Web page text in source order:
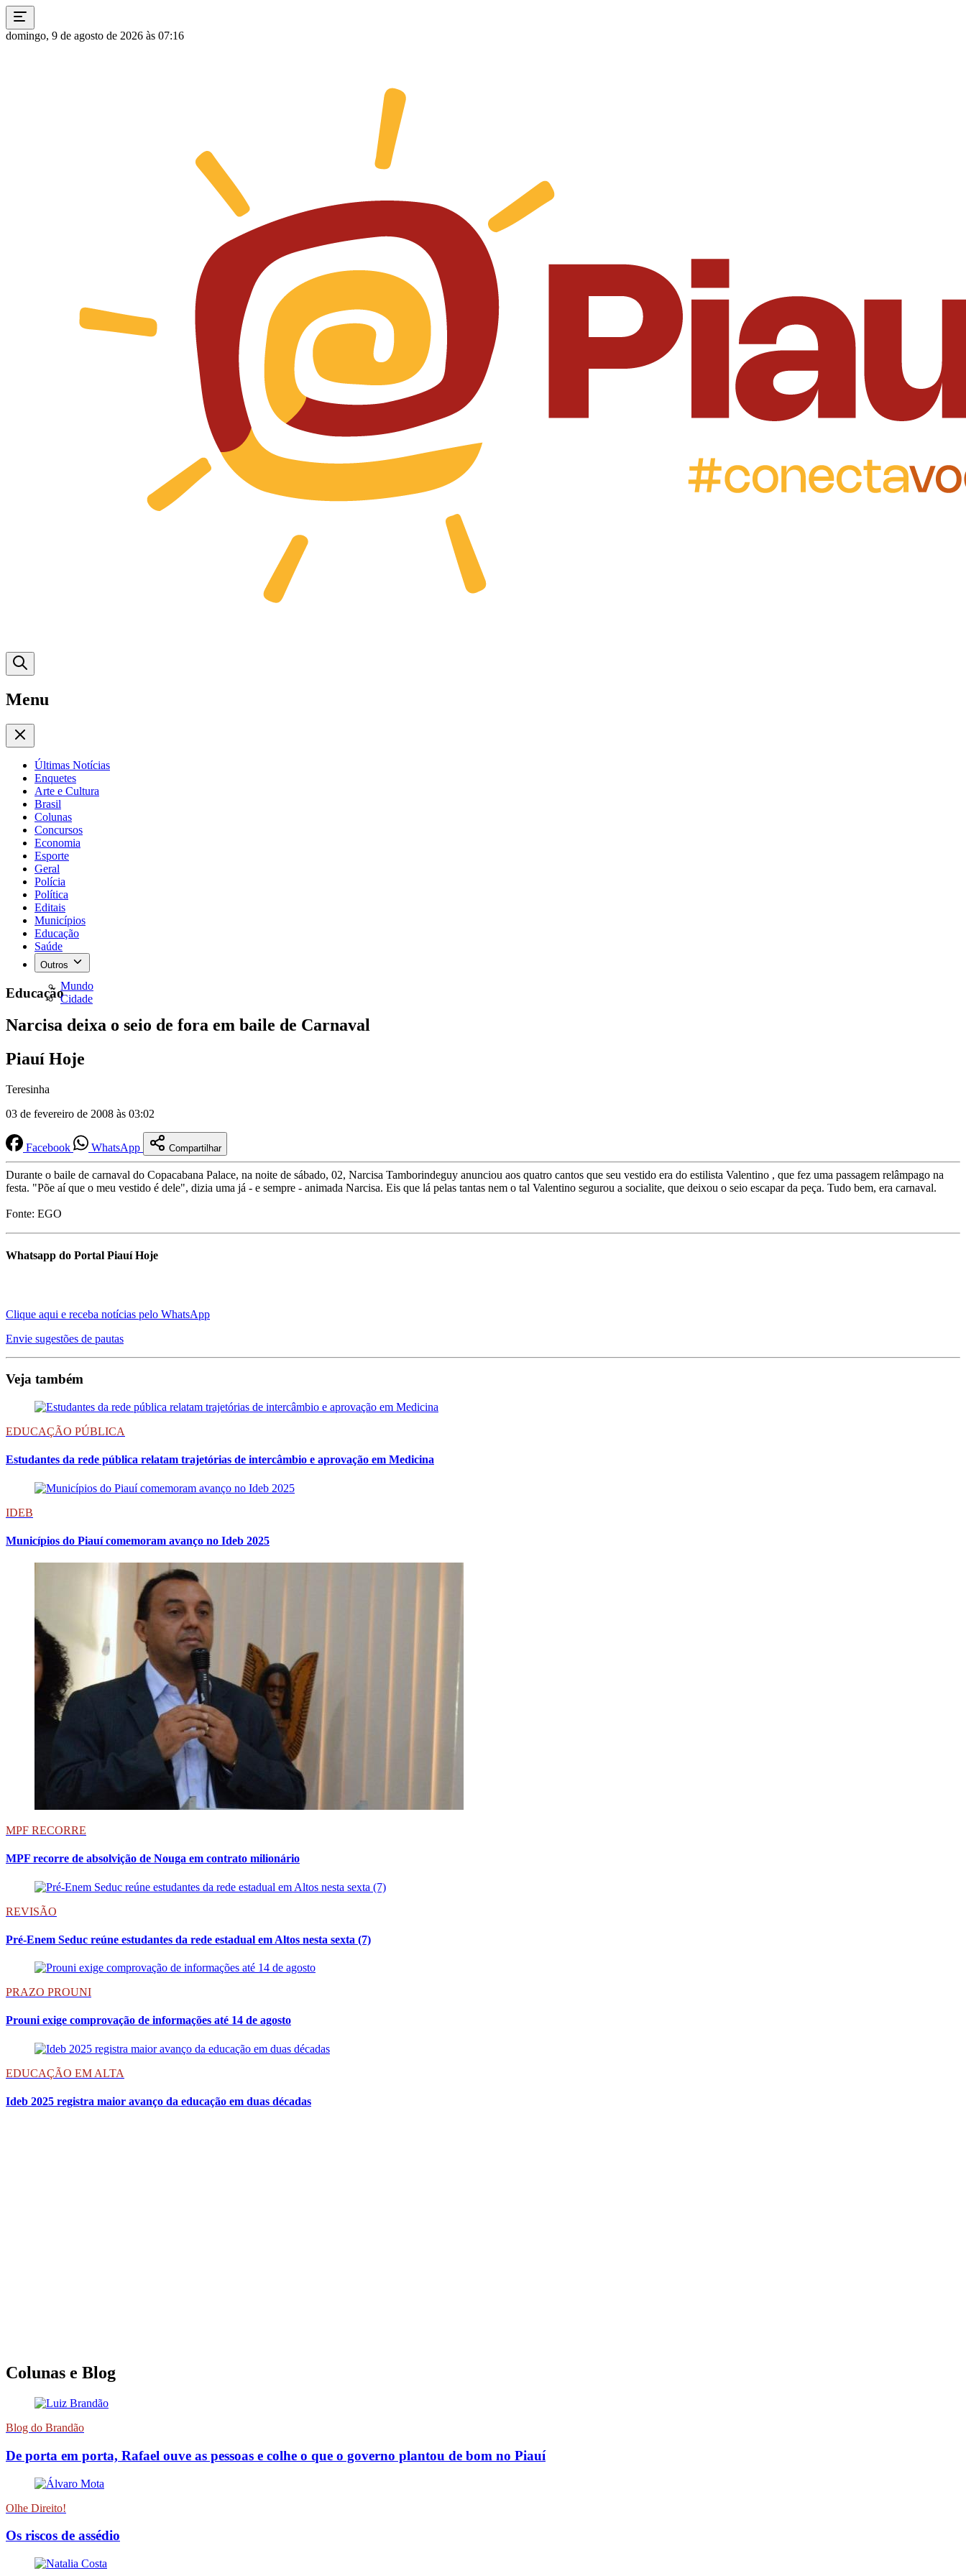
domingo, 9 de agosto de 2026 às 07:16
Menu
Últimas Notícias
Enquetes
Arte e Cultura
Brasil
Colunas
Concursos
Economia
Esporte
Geral
Polícia
Política
Editais
Municípios
Educação
Saúde
Outros
Mundo
Cidade
Educação
Narcisa deixa o seio de fora em baile de Carnaval
Piauí Hoje
Teresinha
03 de fevereiro de 2008 às 03:02
Facebook WhatsApp Compartilhar
Durante o baile de carnaval do Copacabana Palace, na noite de sábado, 02, Narcisa Tamborindeguy anunciou aos quatro cantos que seu vestido era do estilista Valentino , que fez uma passagem relâmpago na
festa. "Põe aí que o meu vestido é dele", dizia uma já - e sempre - animada Narcisa. Eis que lá pelas tantas nem o tal Valentino segurou a socialite, que deixou o seio escapar da peça. Tudo bem, era carnaval.
Fonte: EGO
Whatsapp do Portal Piauí Hoje
Clique aqui e receba notícias pelo WhatsApp
Envie sugestões de pautas
Veja também
EDUCAÇÃO PÚBLICA
Estudantes da rede pública relatam trajetórias de intercâmbio e aprovação em Medicina
IDEB
Municípios do Piauí comemoram avanço no Ideb 2025
MPF RECORRE
MPF recorre de absolvição de Nouga em contrato milionário
REVISÃO
Pré-Enem Seduc reúne estudantes da rede estadual em Altos nesta sexta (7)
PRAZO PROUNI
Prouni exige comprovação de informações até 14 de agosto
EDUCAÇÃO EM ALTA
Ideb 2025 registra maior avanço da educação em duas décadas
Colunas e Blog
Blog do Brandão
De porta em porta, Rafael ouve as pessoas e colhe o que o governo plantou de bom no Piauí
Olhe Direito!
Os riscos de assédio